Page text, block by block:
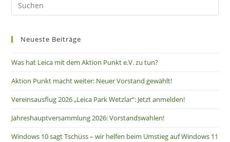
Neueste Beiträge
Was hat Leica mit dem Aktion Punkt e.V. zu tun?
Aktion Punkt macht weiter: Neuer Vorstand gewählt!
Vereinsausflug 2026 „Leica Park Wetzlar“: Jetzt anmelden!
Jahreshauptversammlung 2026: Vorstandswahlen!
Windows 10 sagt Tschüss – wir helfen beim Umstieg auf Windows 11